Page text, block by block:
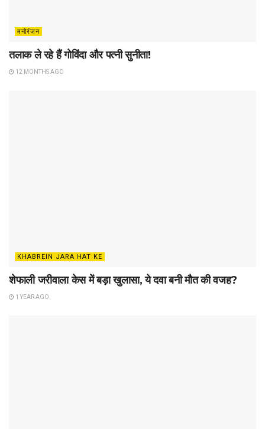
मनोरंजन
तलाक ले रहे हैं गोविंदा और पत्नी सुनीता!
12 MONTHS AGO
KHABREIN JARA HAT KE
शेफाली जरीवाला केस में बड़ा खुलासा, ये दवा बनी मौत की वजह?
1 YEAR AGO